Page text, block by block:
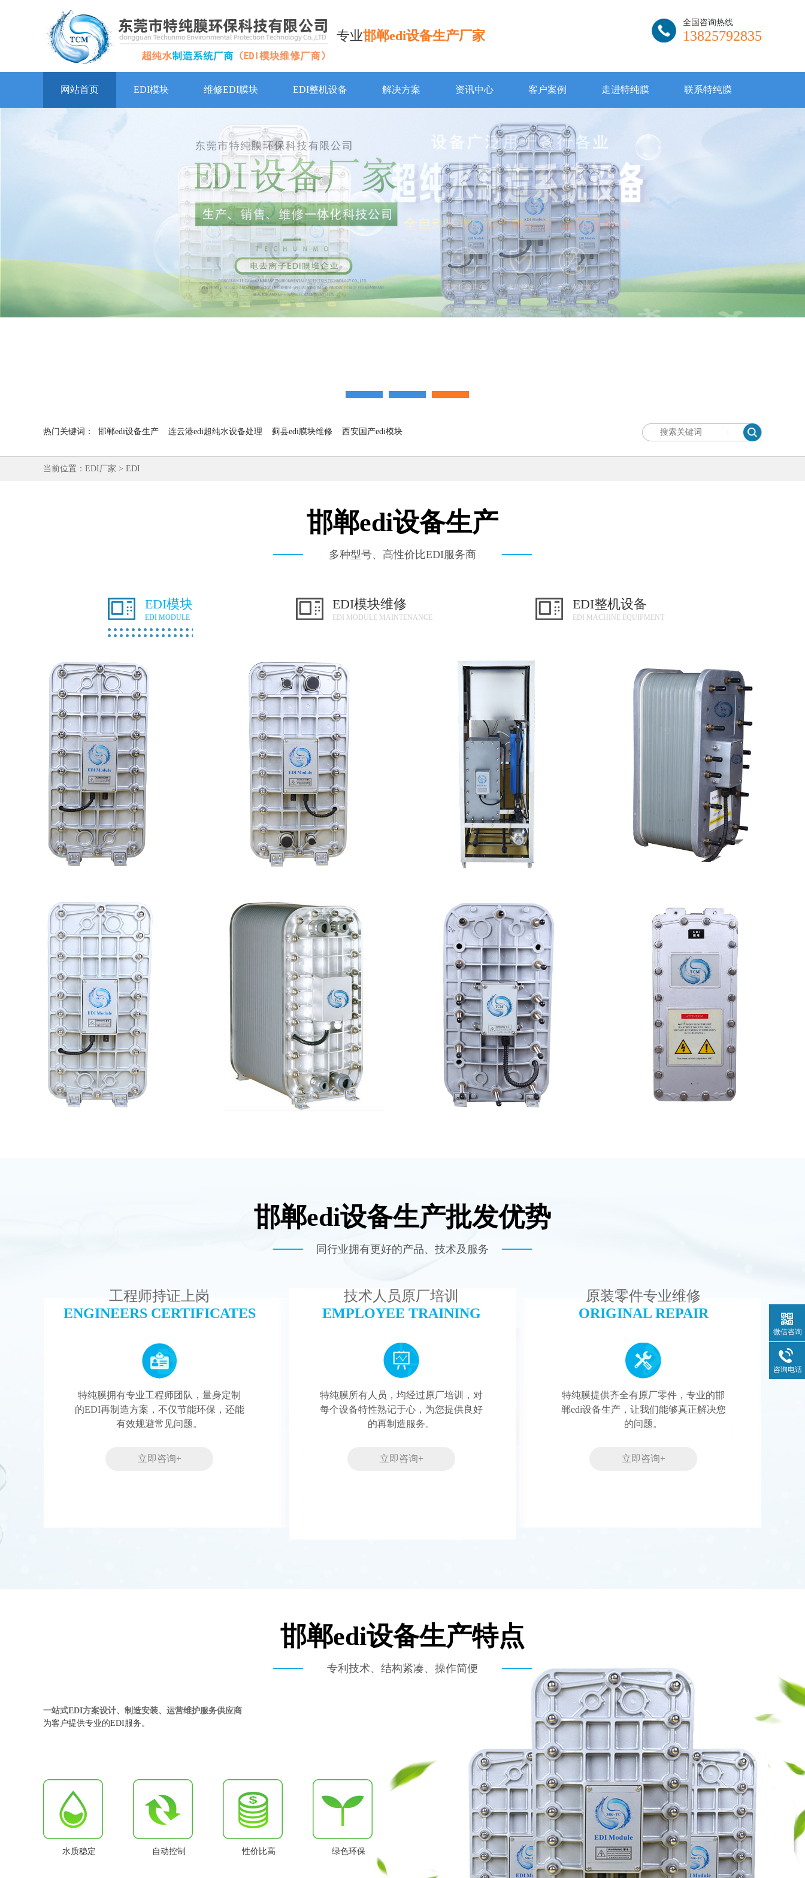
专业邯郸edi设备生产厂家
全国咨询热线
13825792835
网站首页 EDI模块 维修EDI膜块 EDI整机设备 解决方案 资讯中心 客户案例 走进特纯膜 联系特纯膜
热门关键词： 邯郸edi设备生产 连云港edi超纯水设备处理 蓟县edi膜块维修 西安国产edi模块
当前位置： EDI厂家 > EDI
邯郸edi设备生产
多种型号、高性价比EDI服务商
EDI模块
EDI MODULE
EDI模块维修
EDI MODULE MAINTENANCE
EDI整机设备
EDI MACHINE EQUIPMENT
MK-TC100 EDI超纯水处理设备
查看详情
MK-TC200 EDI模块
查看详情
MK-TC100 EDI设备
查看详情
PureTec （浦睿）EDI模块维修
查看详情
麦克尼斯EDI模块维修
查看详情
西门子 EDI模块维修
查看详情
邯郸edi设备生产批发优势
同行业拥有更好的产品、技术及服务
工程师持证上岗
ENGINEERS CERTIFICATES
特纯膜拥有专业工程师团队，量身定制
的EDI再制造方案，不仅节能环保，还能
有效规避常见问题。
立即咨询+
技术人员原厂培训
EMPLOYEE TRAINING
特纯膜所有人员，均经过原厂培训，对
每个设备特性熟记于心，为您提供良好
的再制造服务。
立即咨询+
原装零件专业维修
ORIGINAL REPAIR
特纯膜提供齐全有原厂零件，专业的邯
郸edi设备生产，让我们能够真正解决您
的问题。
立即咨询+
邯郸edi设备生产特点
专利技术、结构紧凑、操作简便
一站式EDI方案设计、制造安装、运营维护服务供应商
为客户提供专业的EDI服务。
水质稳定 自动控制 性价比高 绿色环保
微信咨询
咨询电话